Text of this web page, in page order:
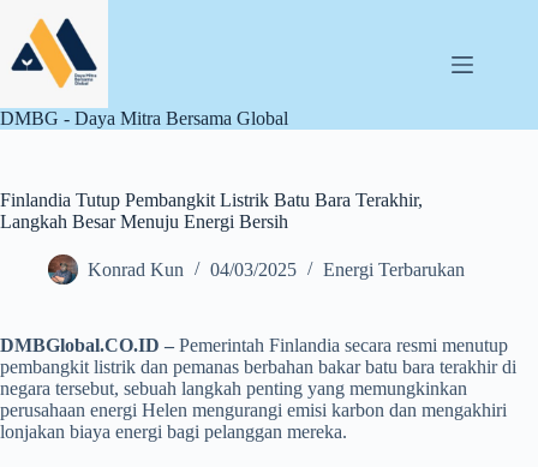
content
DMBG - Daya Mitra Bersama Global
Finlandia Tutup Pembangkit Listrik Batu Bara Terakhir,
Langkah Besar Menuju Energi Bersih
Konrad Kun 04/03/2025 Energi Terbarukan
DMBGlobal.CO.ID – Pemerintah Finlandia secara resmi menutup
pembangkit listrik dan pemanas berbahan bakar batu bara terakhir di
negara tersebut, sebuah langkah penting yang memungkinkan
perusahaan energi Helen mengurangi emisi karbon dan mengakhiri
lonjakan biaya energi bagi pelanggan mereka.